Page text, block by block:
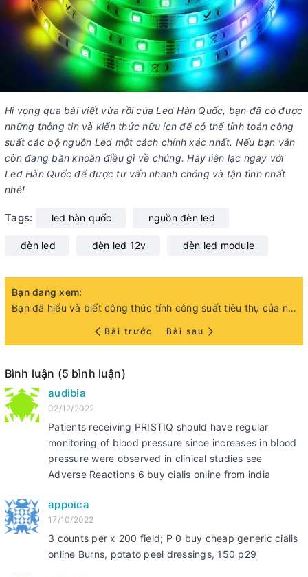
Hi vọng qua bài viết vừa rồi của Led Hàn Quốc, bạn đã có được
những thông tin và kiến thức hữu ích để có thể tính toán công
suất các bộ nguồn Led một cách chính xác nhất. Nếu bạn vẫn
còn đang băn khoăn điều gì về chúng. Hãy liên lạc ngay với
Led Hàn Quốc để được tư vấn nhanh chóng và tận tình nhất
nhé!
Tags: led hàn quốc nguồn đèn led
đèn led đèn led 12v đèn led module
Bạn đang xem:
Bạn đã hiểu và biết công thức tính công suất tiêu thụ của nguồn đèn LED 12V chưa?
Bài trước Bài sau
Bình luận (5 bình luận)
audibia
02/12/2022
Patients receiving PRISTIQ should have regular
monitoring of blood pressure since increases in blood
pressure were observed in clinical studies see
Adverse Reactions 6 buy cialis online from india
appoica
17/10/2022
3 counts per x 200 field; P 0 buy cheap generic cialis
online Burns, potato peel dressings, 150 p29